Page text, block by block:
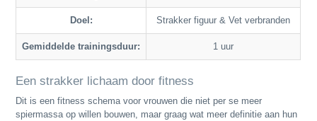
Doel: Strakker figuur & Vet verbranden
Gemiddelde trainingsduur: 1 uur
Een strakker lichaam door fitness
Dit is een fitness schema voor vrouwen die niet per se meer
spiermassa op willen bouwen, maar graag wat meer definitie aan hun